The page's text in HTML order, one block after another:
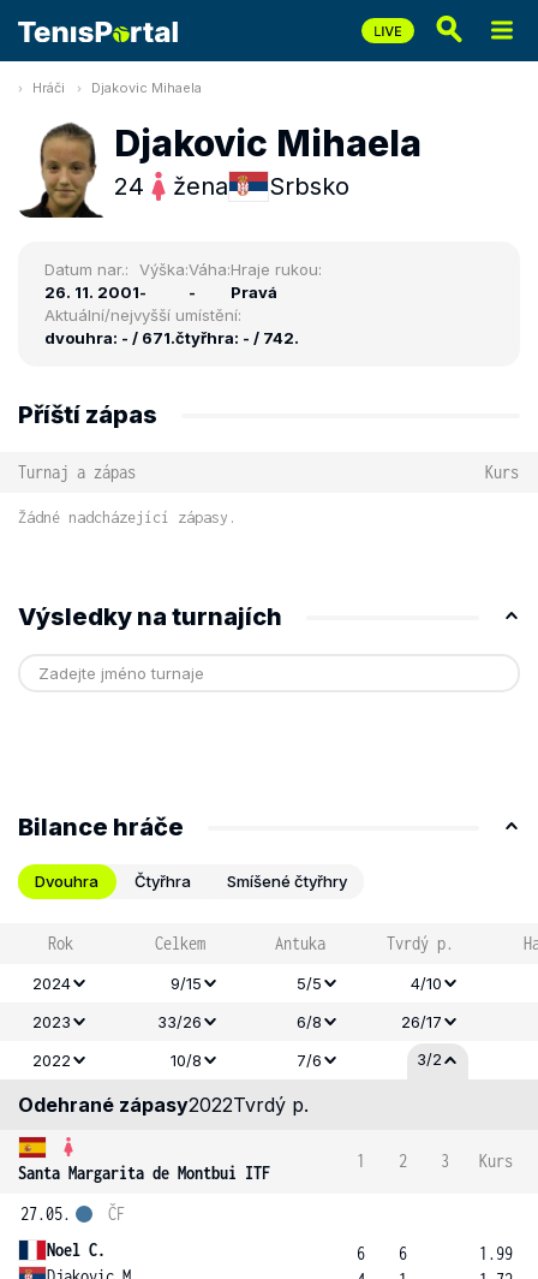
Hráči Djakovic Mihaela
Djakovic Mihaela
24 žena Srbsko
Datum nar.:
26. 11. 2001
Výška:
-
Váha:
-
Hraje rukou:
Pravá
Aktuální/nejvyšší umístění:
dvouhra: - / 671.čtyřhra: - / 742.
Příští zápas
Turnaj a zápas Kurs
Žádné nadcházející zápasy.
Výsledky na turnajích
Bilance hráče
Dvouhra Čtyřhra Smíšené čtyřhry
Rok Celkem Antuka Tvrdý p.
2024 9/15 5/5
4/10
2023
33/26 6/8
26/17
2022
10/8 7/6 3/2
Odehrané zápasy2022Tvrdý p.
Santa Margarita de Montbui ITF
1 2 3 Kurs
27.05.
Noel C.
ČF
6
6
1.99